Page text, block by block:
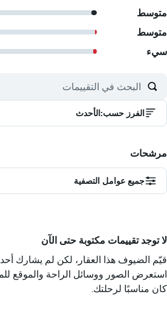
متوسط
متوسط
سيء
الفرز حسب:الأحدث
مرشحات
جميع عوامل التصفية
لا توجد تقييمات مكتوبة حتى الآن
قيّم الضيوف هذا العقار، لكن لم يشارك
استعرض الصور ووسائل الراحة والموقع
كان مناسبًا لرحلتك.